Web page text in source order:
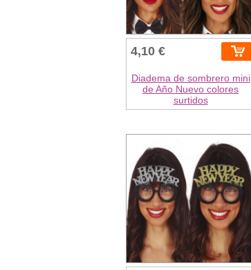
4,10 €
Diadema de sombrero mini
de Año Nuevo colores
surtidos